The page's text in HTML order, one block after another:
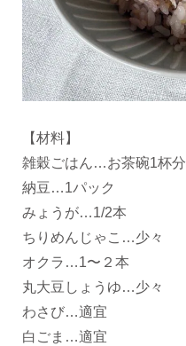
【材料】
雑穀ごはん…お茶碗1杯分
納豆…1パック
みょうが…1/2本
ちりめんじゃこ…少々
オクラ…1〜２本
丸大豆しょうゆ…少々
わさび…適宜
白ごま…適宜